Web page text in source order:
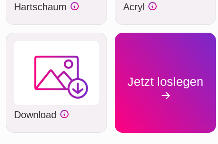
Hartschaum Acryl
Download
Jetzt loslegen